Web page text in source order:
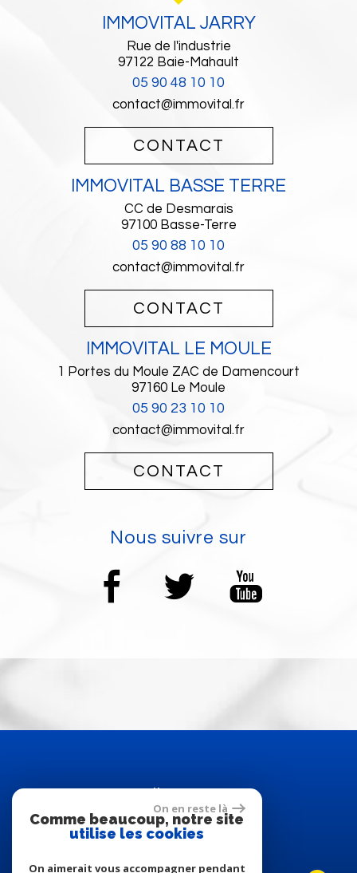
IMMOVITAL JARRY
Rue de l'industrie
97122 Baie-Mahault
05 90 48 10 10
contact@immovital.fr
CONTACT
IMMOVITAL BASSE TERRE
CC de Desmarais
97100 Basse-Terre
05 90 88 10 10
contact@immovital.fr
CONTACT
IMMOVITAL LE MOULE
1 Portes du Moule ZAC de Damencourt
97160 Le Moule
05 90 23 10 10
contact@immovital.fr
CONTACT
nous suivre sur
On en reste là
Comme beaucoup, notre site
utilise les cookies
On aimerait vous accompagner pendant